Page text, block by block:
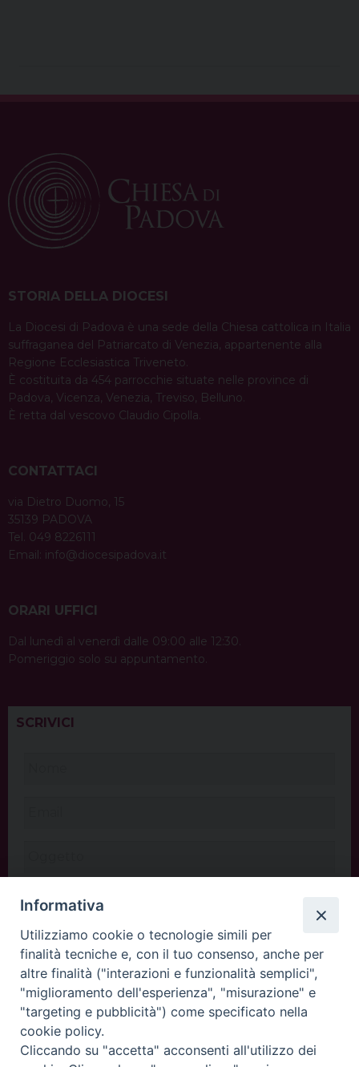
STORIA DELLA DIOCESI
La Diocesi di Padova è una sede della Chiesa cattolica in Italia
suffraganea del Patriarcato di Venezia, appartenente alla
Regione Ecclesiastica Triveneto.
È costituita da 454 parrocchie situate nelle province di
Padova, Vicenza, Venezia, Treviso, Belluno.
È retta dal vescovo Claudio Cipolla.
CONTATTACI
via Dietro Duomo, 15
35139 PADOVA
Tel. 049 8226111
Email: info@diocesipadova.it
ORARI UFFICI
Dal lunedì al venerdì dalle 09:00 alle 12:30.
Pomeriggio solo su appuntamento.
SCRIVICI
INVIA
Informativa
Utilizziamo cookie o tecnologie simili per
finalità tecniche e, con il tuo consenso, anche per
altre finalità ("interazioni e funzionalità semplici",
"miglioramento dell'esperienza", "misurazione" e
"targeting e pubblicità") come specificato nella
cookie policy.
Cliccando su "accetta" acconsenti all'utilizzo dei